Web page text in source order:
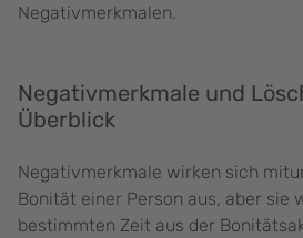
Negativmerkmalen.
Negativmerkmale und
Überblick
Negativmerkmale wirken sich
Bonität einer Person aus, aber sie
bestimmten Zeit aus der